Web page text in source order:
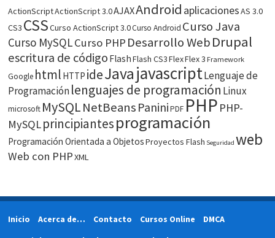
ActionScriptActionScript 3.0AJAXAndroid aplicacionesAS 3.0
CS3 CSSCurso ActionScript 3.0Curso Android Curso Java
Curso MySQLCurso PHP Desarrollo WebDrupal
escritura de código FlashFlash CS3FlexFlex 3 Framework
Google html HTTP ideJavajavascriptLenguaje de
Programaciónlenguajes de programación Linux
microsoft MySQLNetBeans Panini PDF PHP PHP-
MySQLprincipiantesprogramación
Programación Orientada a ObjetosProyectos Flash Seguridad web
Web con PHPXML
Inicio Acerca de… Contacto Cursos Online
DMCA